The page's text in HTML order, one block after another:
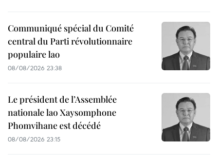
Communiqué spécial du Comité
central du Parti révolutionnaire
populaire lao
08/08/2026 23:38
Le président de l’Assemblée
nationale lao Xaysomphone
Phomvihane est décédé
08/08/2026 23:15